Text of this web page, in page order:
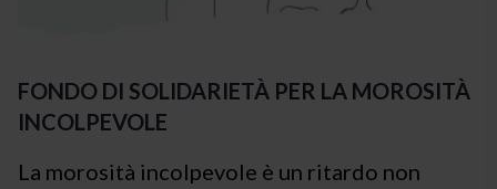
FONDO DI SOLIDARIETÀ PER LA MOROSITÀ
INCOLPEVOLE
La morosità incolpevole è un ritardo non